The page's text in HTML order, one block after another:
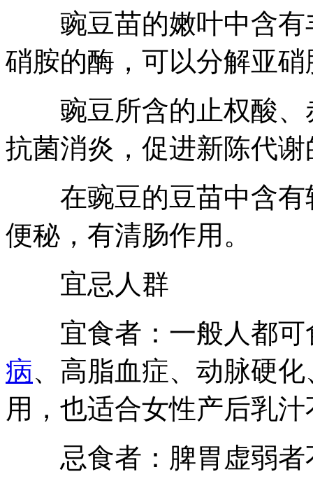
豌豆苗的嫩叶中含有
硝胺的酶，可以分解亚
豌豆所含的止权酸、
抗菌消炎，促进新陈代
在豌豆的豆苗中含有
便秘，有清肠作用。
宜忌人群
宜食者：一般人都可
病、高脂血症、动脉硬
用，也适合女性产后乳
忌食者：脾胃虚弱者